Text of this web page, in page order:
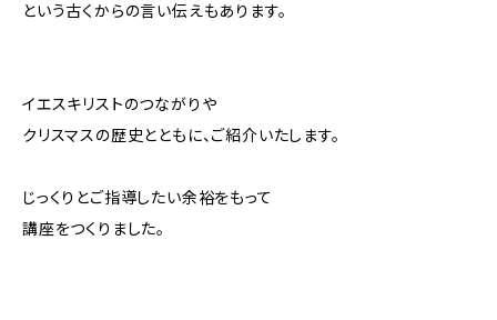
という古くからの言い伝えもあります。
イエスキリストのつながりや
クリスマスの歴史とともに、ご紹介いたします。
じっくりとご指導したい余裕をもって
講座をつくりました。